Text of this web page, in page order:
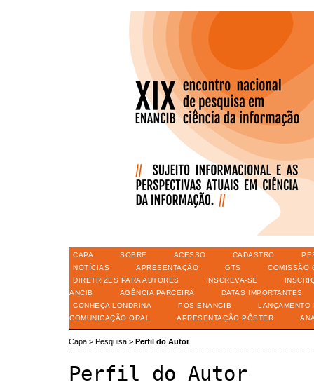
CAPA SOBRE ACESSO CADASTRO
NOTÍCIAS
APRESENTAÇÃO GTS
COMISSÃO
DIRETRIZES PARA AUTORES
INSCREVA-SE
ANCIB
AGÊNCIA PARCEIRA
DATAS IMPORTANTES
CONHEÇA LONDRINA
PÓS-ENANCIB
LANÇAMENTO
COMUNICAÇÃO ORAL
APRESENTAÇÃO PÔSTER
Capa > Pesquisa > Perfil do Autor
Perfil do Autor